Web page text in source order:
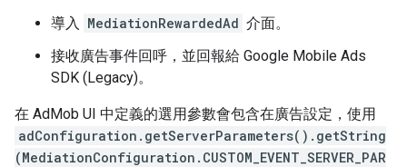
導入 MediationRewardedAd 介面。
接收廣告事件回呼，並回報給 Google Mobile Ads
SDK (Legacy)。
在 AdMob UI 中定義的選用參數會包含在廣告設定，使用
adConfiguration.getServerParameters().getString
(MediationConfiguration.CUSTOM_EVENT_SERVER_PAR